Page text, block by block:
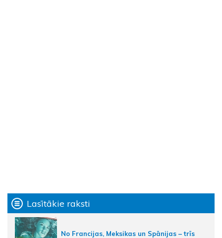
Lasītākie raksti
No Francijas, Meksikas un Spānijas – trīs